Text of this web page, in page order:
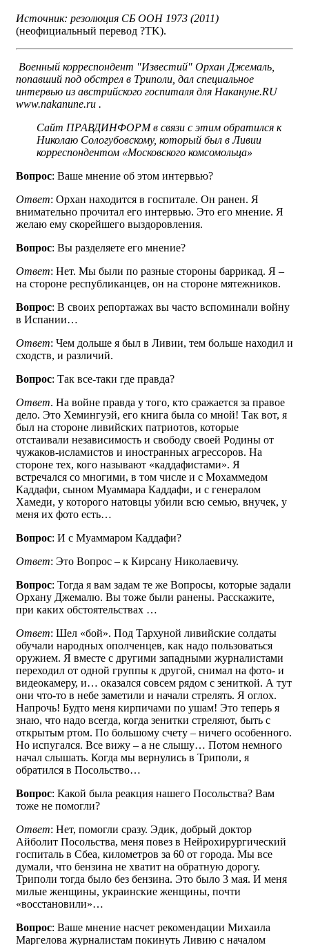
Источник: резолюция СБ ООН 1973 (2011)
(неофициальный перевод ?TK).
Военный корреспондент "Известий" Орхан Джемаль,
попавший под обстрел в Триполи, дал специальное
интервью из австрийского госпиталя для Накануне.RU
www.nakanune.ru .
Сайт ПРАВДИНФОРМ в связи с этим обратился к
Николаю Сологубовскому, который был в Ливии
корреспондентом «Московского комсомольца»
Вопрос: Ваше мнение об этом интервью?
Ответ: Орхан находится в госпитале. Он ранен. Я
внимательно прочитал его интервью. Это его мнение. Я
желаю ему скорейшего выздоровления.
Вопрос: Вы разделяете его мнение?
Ответ: Нет. Мы были по разные стороны баррикад. Я –
на стороне республиканцев, он на стороне мятежников.
Вопрос: В своих репортажах вы часто вспоминали войну
в Испании…
Ответ: Чем дольше я был в Ливии, тем больше находил и
сходств, и различий.
Вопрос: Так все-таки где правда?
Ответ. На войне правда у того, кто сражается за правое
дело. Это Хемингуэй, его книга была со мной! Так вот, я
был на стороне ливийских патриотов, которые
отстаивали независимость и свободу своей Родины от
чужаков-исламистов и иностранных агрессоров. На
стороне тех, кого называют «каддафистами». Я
встречался со многими, в том числе и с Мохаммедом
Каддафи, сыном Муаммара Каддафи, и с генералом
Хамеди, у которого натовцы убили всю семью, внучек, у
меня их фото есть…
Вопрос: И с Муаммаром Каддафи?
Ответ: Это Вопрос – к Кирсану Николаевичу.
Вопрос: Тогда я вам задам те же Вопросы, которые задали
Орхану Джемалю. Вы тоже были ранены. Расскажите,
при каких обстоятельствах …
Ответ: Шел «бой». Под Тархуной ливийские солдаты
обучали народных ополченцев, как надо пользоваться
оружием. Я вместе с другими западными журналистами
переходил от одной группы к другой, снимал на фото- и
видеокамеру, и… оказался совсем рядом с зениткой. А тут
они что-то в небе заметили и начали стрелять. Я оглох.
Напрочь! Будто меня кирпичами по ушам! Это теперь я
знаю, что надо всегда, когда зенитки стреляют, быть с
открытым ртом. По большому счету – ничего особенного.
Но испугался. Все вижу – а не слышу… Потом немного
начал слышать. Когда мы вернулись в Триполи, я
обратился в Посольство…
Вопрос: Какой была реакция нашего Посольства? Вам
тоже не помогли?
Ответ: Нет, помогли сразу. Эдик, добрый доктор
Айболит Посольства, меня повез в Нейрохирургический
госпиталь в Сбеа, километров за 60 от города. Мы все
думали, что бензина не хватит на обратную дорогу.
Триполи тогда было без бензина. Это было 3 мая. И меня
милые женщины, украинские женщины, почти
«восстановили»…
Вопрос: Ваше мнение насчет рекомендации Михаила
Маргелова журналистам покинуть Ливию с началом